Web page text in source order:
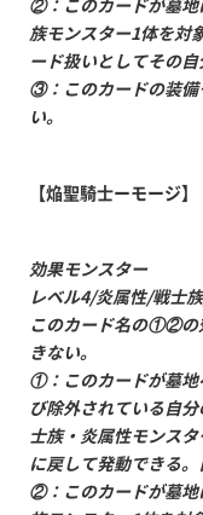
②：このカードが墓地
族モンスター1体を対
ード扱いとしてその
③：このカードの装備
い。
【焔聖騎士ーモージ】
効果モンスター
レベル4/炎属性/戦士
このカード名の①②の
きない。
①：このカードが墓地
び除外されている自
士族・炎属性モンス
に戻して発動できる
②：このカードが墓地